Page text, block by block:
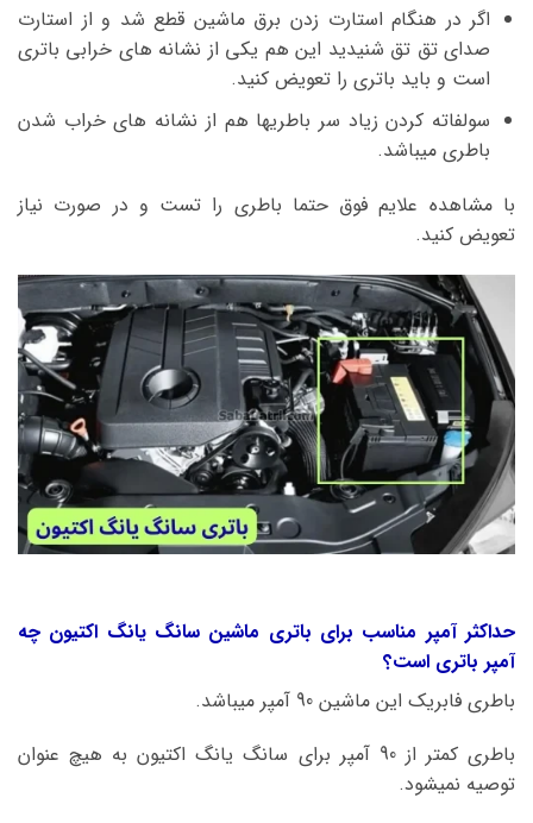
اگر در هنگام استارت زدن برق ماشین قطع شد و از استارت
صدای تق تق شنیدید این هم یکی از نشانه های خرابی باتری
است و باید باتری را تعویض کنید.
سولفاته کردن زیاد سر باطریها هم از نشانه های خراب شدن
باطری میباشد.
با مشاهده علایم فوق حتما باطری را تست و در صورت نیاز
تعویض کنید.
حداکثر آمپر مناسب برای باتری ماشین سانگ یانگ اکتیون چه
آمپر باتری است؟
باطری فابریک این ماشین 90 آمپر میباشد.
باطری کمتر از 90 آمپر برای سانگ یانگ اکتیون به هیچ عنوان
توصیه نمیشود.